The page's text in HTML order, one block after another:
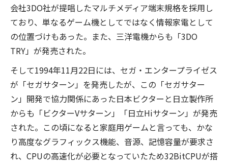
会社3DO社が提唱したマルチメディア端末規格を採用し
ており、単なるゲーム機としてではなく情報家電として
の位置づけもあった。また、三洋電機からも「3DO
TRY」が発売された。
そして1994年11月22日には、セガ・エンタープライゼス
が「セガサターン」を発売したが、この「セガサター
ン」開発で協力関係にあった日本ビクターと日立製作所
からも「ビクターVサターン」「日立Hiサターン」が発売
された。この頃になると家庭用ゲームと言っても、かな
り高度なグラフィックス機能、音源、記憶容量が要求さ
れ、CPUの高速化が必要となっていたため32BitCPUが搭